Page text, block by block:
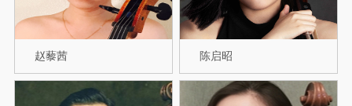
赵藜茜 陈启昭